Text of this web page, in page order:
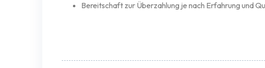
Bereitschaft zur Überzahlung je nach Erfahrung und